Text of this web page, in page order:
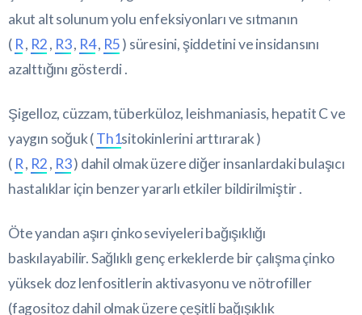
akut alt solunum yolu enfeksiyonları ve sıtmanın
( R, R2, R3, R4, R5) süresini, şiddetini ve insidansını
azalttığını gösterdi .
Şigelloz, cüzzam, tüberküloz, leishmaniasis, hepatit C ve
yaygın soğuk (Th1sitokinlerini arttırarak )
( R, R2, R3) dahil olmak üzere diğer insanlardaki bulaşıcı
hastalıklar için benzer yararlı etkiler bildirilmiştir .
Öte yandan aşırı çinko seviyeleri bağışıklığı
baskılayabilir. Sağlıklı genç erkeklerde bir çalışma çinko
yüksek doz lenfositlerin aktivasyonu ve nötrofiller
(fagositoz dahil olmak üzere çeşitli bağışıklık